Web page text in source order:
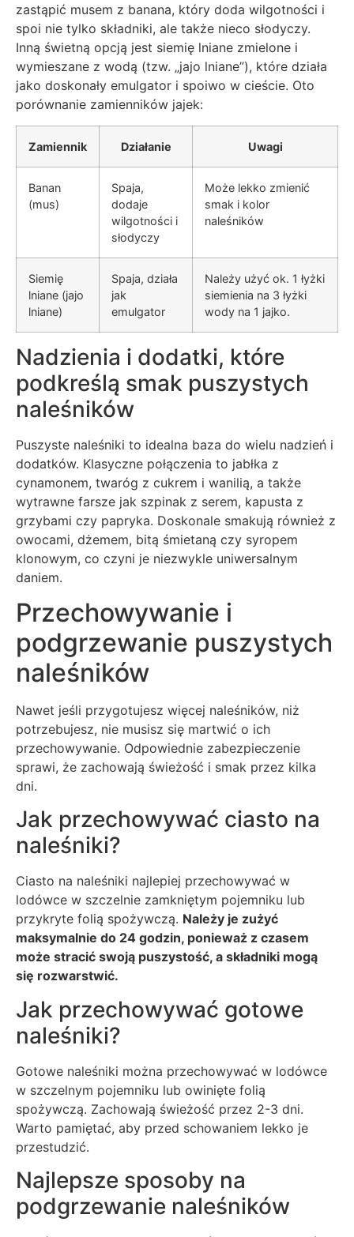
zastąpić musem z banana, który doda wilgotności i
spoi nie tylko składniki, ale także nieco słodyczy.
Inną świetną opcją jest siemię lniane zmielone i
wymieszane z wodą (tzw. „jajo lniane”), które działa
jako doskonały emulgator i spoiwo w cieście. Oto
porównanie zamienników jajek:
Zamiennik Działanie Uwagi
Banan
(mus)
Spaja,
dodaje
wilgotności i
słodyczy
Może lekko zmienić
smak i kolor
naleśników
Siemię
lniane (jajo
lniane)
Spaja, działa
jak
emulgator
Należy użyć ok. 1 łyżki
siemienia na 3 łyżki
wody na 1 jajko.
Nadzienia i dodatki, które
podkreślą smak puszystych
naleśników
Puszyste naleśniki to idealna baza do wielu nadzień i
dodatków. Klasyczne połączenia to jabłka z
cynamonem, twaróg z cukrem i wanilią, a także
wytrawne farsze jak szpinak z serem, kapusta z
grzybami czy papryka. Doskonale smakują również z
owocami, dżemem, bitą śmietaną czy syropem
klonowym, co czyni je niezwykle uniwersalnym
daniem.
Przechowywanie i
podgrzewanie puszystych
naleśników
Nawet jeśli przygotujesz więcej naleśników, niż
potrzebujesz, nie musisz się martwić o ich
przechowywanie. Odpowiednie zabezpieczenie
sprawi, że zachowają świeżość i smak przez kilka
dni.
Jak przechowywać ciasto na
naleśniki?
Ciasto na naleśniki najlepiej przechowywać w
lodówce w szczelnie zamkniętym pojemniku lub
przykryte folią spożywczą. Należy je zużyć
maksymalnie do 24 godzin, ponieważ z czasem
może stracić swoją puszystość, a składniki mogą
się rozwarstwić.
Jak przechowywać gotowe
naleśniki?
Gotowe naleśniki można przechowywać w lodówce
w szczelnym pojemniku lub owinięte folią
spożywczą. Zachowają świeżość przez 2-3 dni.
Warto pamiętać, aby przed schowaniem lekko je
przestudzić.
Najlepsze sposoby na
podgrzewanie naleśników